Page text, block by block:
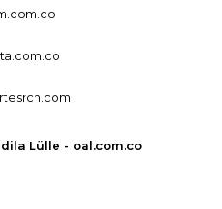
Lülle - oal.com.co